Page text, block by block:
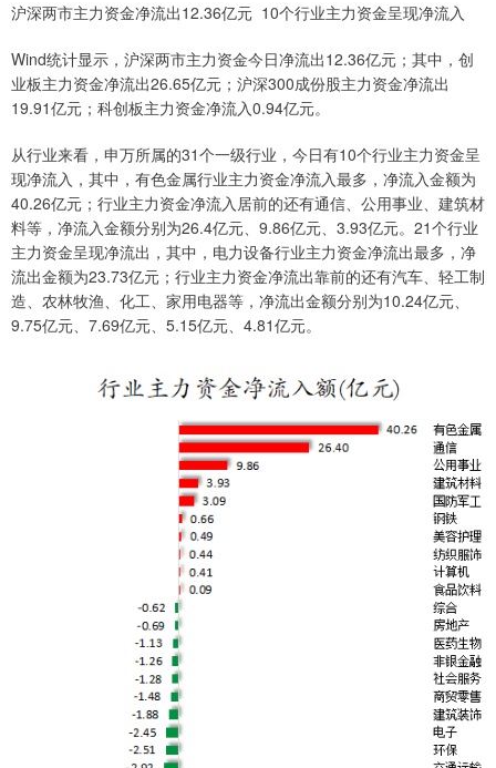
沪深两市主力资金净流出12.36亿元 10个行业主力资金呈现净流入
Wind统计显示，沪深两市主力资金今日净流出12.36亿元；其中，创
业板主力资金净流出26.65亿元；沪深300成份股主力资金净流出
19.91亿元；科创板主力资金净流入0.94亿元。
从行业来看，申万所属的31个一级行业，今日有10个行业主力资金呈
现净流入，其中，有色金属行业主力资金净流入最多，净流入金额为
40.26亿元；行业主力资金净流入居前的还有通信、公用事业、建筑材
料等，净流入金额分别为26.4亿元、9.86亿元、3.93亿元。21个行业
主力资金呈现净流出，其中，电力设备行业主力资金净流出最多，净
流出金额为23.73亿元；行业主力资金净流出靠前的还有汽车、轻工制
造、农林牧渔、化工、家用电器等，净流出金额分别为10.24亿元、
9.75亿元、7.69亿元、5.15亿元、4.81亿元。